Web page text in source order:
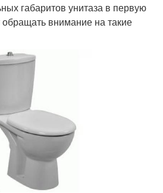
габаритов унитаза в первую
внимание на такие